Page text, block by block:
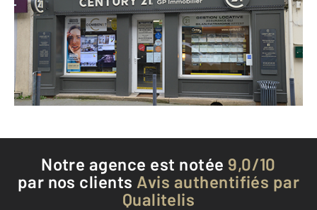
DAMMARTIN EN GOELE - 77230
Envoyer un message
Téléphoner à l'agence
Notre agence est notée 9,0/10
par nos clients Avis authentifiés par
Qualitelis